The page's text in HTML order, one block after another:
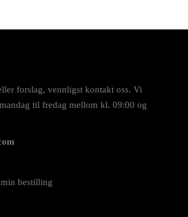
forslag, vennligst kontakt oss. Vi
til fredag mellom kl. 09:00 og
bestilling